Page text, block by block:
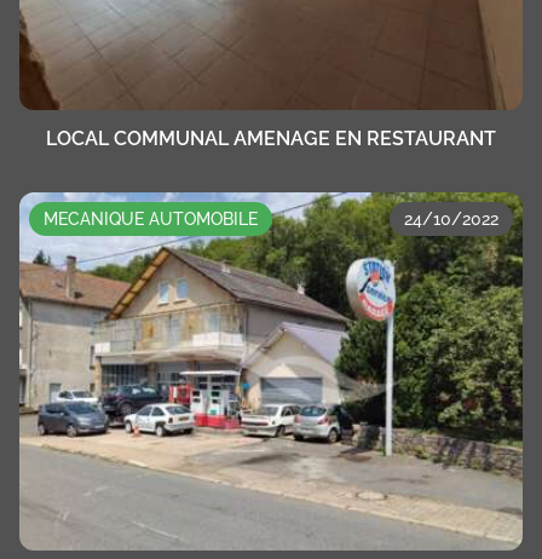
LOCAL COMMUNAL AMENAGE EN RESTAURANT
MECANIQUE AUTOMOBILE 24/10/2022